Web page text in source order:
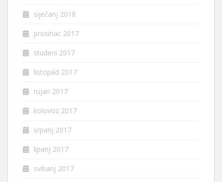
siječanj 2018
prosinac 2017
studeni 2017
listopad 2017
rujan 2017
kolovoz 2017
srpanj 2017
lipanj 2017
svibanj 2017